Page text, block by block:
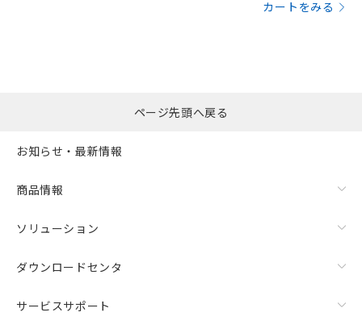
カートをみる
ページ先頭へ戻る
お知らせ・最新情報
商品情報
ソリューション
ダウンロードセンタ
サービスサポート